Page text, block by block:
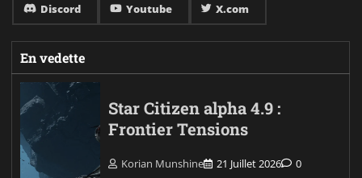
Discord Youtube X.com
En vedette
Star Citizen alpha 4.9 :
Frontier Tensions
Korian Munshine 21 Juillet 2026 0